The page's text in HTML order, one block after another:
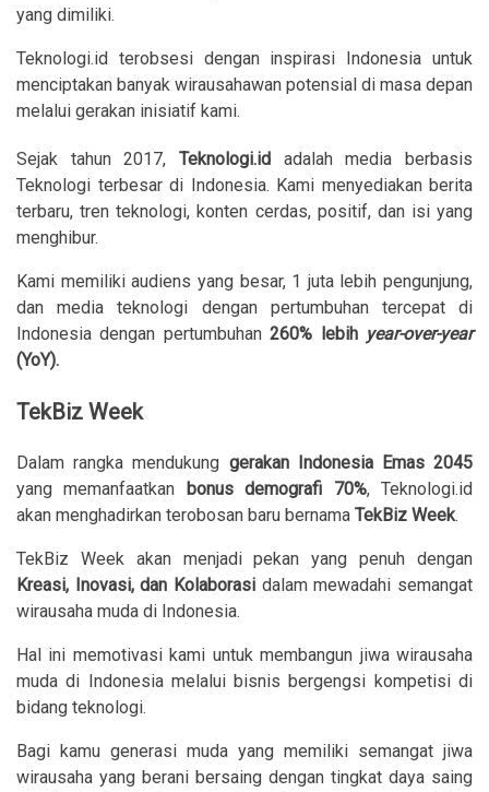
yang dimiliki.
Teknologi.id terobsesi dengan inspirasi Indonesia untuk
menciptakan banyak wirausahawan potensial di masa depan
melalui gerakan inisiatif kami.
Sejak tahun 2017, Teknologi.id adalah media berbasis
Teknologi terbesar di Indonesia. Kami menyediakan berita
terbaru, tren teknologi, konten cerdas, positif, dan isi yang
menghibur.
Kami memiliki audiens yang besar, 1 juta lebih pengunjung,
dan media teknologi dengan pertumbuhan tercepat di
Indonesia dengan pertumbuhan260% lebih year-over-year
(YoY).
TekBiz Week
Dalam rangka mendukung gerakan Indonesia Emas 2045
yang memanfaatkan bonus demografi 70%, Teknologi.id
akan menghadirkan terobosan baru bernama TekBiz Week.
TekBiz Week akan menjadi pekan yang penuh dengan
Kreasi, Inovasi, dan Kolaborasi dalam mewadahi semangat
wirausaha muda di Indonesia.
Hal ini memotivasi kami untuk membangun jiwa wirausaha
muda di Indonesia melalui bisnis bergengsi kompetisi di
bidang teknologi.
Bagi kamu generasi muda yang memiliki semangat jiwa
wirausaha yang berani bersaing dengan tingkat daya saing